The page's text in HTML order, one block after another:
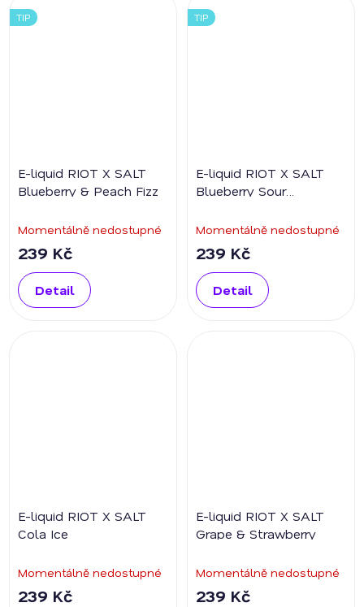
TIP
E-liquid RIOT X SALT
Blueberry & Peach Fizz
Momentálně nedostupné
239 Kč
Detail
TIP
E-liquid RIOT X SALT
Blueberry Sour
Momentálně nedostupné
239 Kč
Detail
E-liquid RIOT X SALT
Cola Ice
Momentálně nedostupné
239 Kč
E-liquid RIOT X SALT
Grape & Strawberry
Momentálně nedostupné
239 Kč